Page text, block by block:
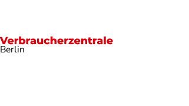
BerlinDigitales Lebensmittel